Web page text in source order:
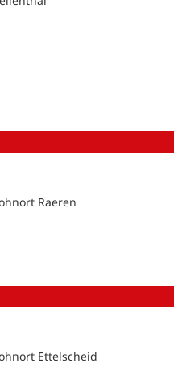
Raeren
Ettelscheid